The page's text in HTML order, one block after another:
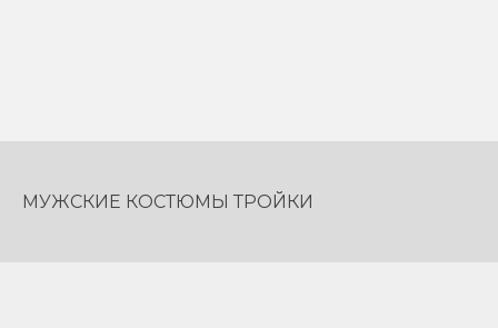
МУЖСКИЕ КОСТЮМЫ ТРОЙКИ